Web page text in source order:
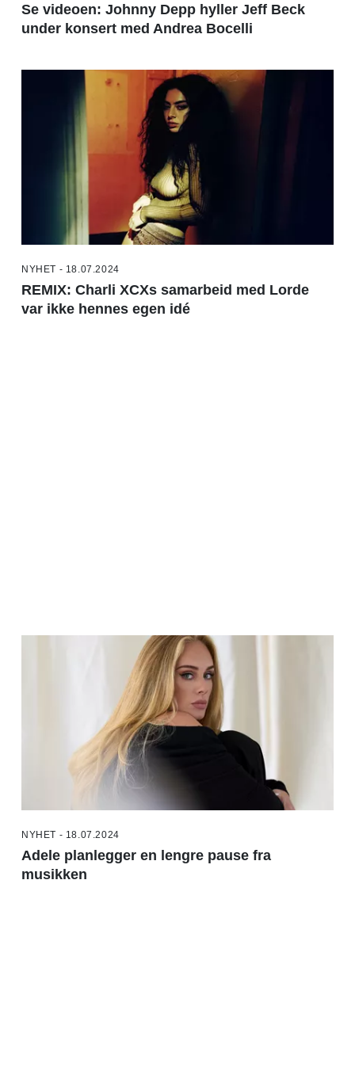
Se videoen: Johnny Depp hyller Jeff Beck
under konsert med Andrea Bocelli
NYHET - 18.07.2024
REMIX: Charli XCXs samarbeid med Lorde
var ikke hennes egen idé
NYHET - 18.07.2024
Adele planlegger en lengre pause fra
musikken